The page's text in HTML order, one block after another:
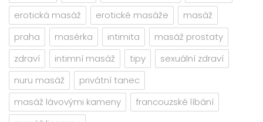
erotická masáž
erotické masáže
masáž
praha
masérka intimita
masáž prostaty
zdraví
intimní masáž tipy
sexuální zdraví
nuru masáž
privátní tanec
masáž lávovými kameny
francouzské líbání